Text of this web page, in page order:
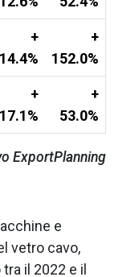
+
14.4%
+
152.0%
+
17.1%
+
53.0%
ExportPlanning
e
vetro cavo,
il 2022 e il